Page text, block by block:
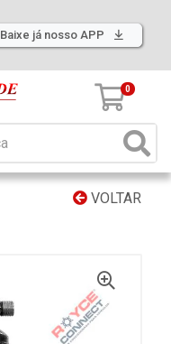
Baixe já nosso APP
0
VOLTAR